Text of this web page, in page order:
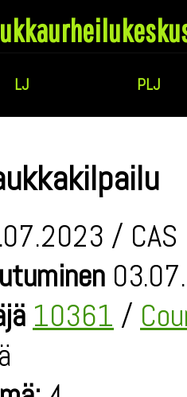
LJ PLJ
/
10361 /